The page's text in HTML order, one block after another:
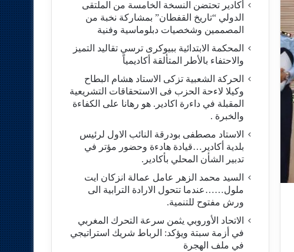
أكادير تحتضن النسخة الخامسة من الملتقى
الدولي “تاريخ القفطان” بمشاركة نخبة من
المصممين وشخصيات دبلوماسية وفنية
المحكمة الابتدائية ببيوكرى ترسي تقاليد التميز
والاحتفاء بالأطر المتألقة أكاديمياً
الحركة الشعبية تزكى الاستاد هشام البطاح
وكيلا لاءحة الحزب فى الاستحقاقات التشريعية
المقبلة في داءرة اكادير. هو رهانا على الكفاءة
والخبرة .
الاستاد مصطفى بودرقة النائب الاول لرئيس
بلدية أكادير…قيادة هادءة وحضور مؤتر في
تدبير الشأن المحلي بأكادير.
السيد محمد الزهر عامل عمالة انزكان ايت
ملول……عندما تتحول الارادة الترابية الى
ورش مفتوح للتنمية.
الاتحاد الأوروبي يثمن سرعة التحرك المغربي
في أزمة سبتة ويؤكد: الرباط شريك استراتيجي
في ملف الهجرة